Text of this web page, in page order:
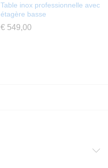
Table inox professionnelle avec
étagère basse
€ 549,00